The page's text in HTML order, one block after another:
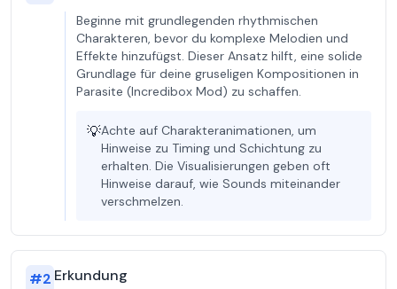
Beginne mit grundlegenden rhythmischen
Charakteren, bevor du komplexe Melodien und
Effekte hinzufügst. Dieser Ansatz hilft, eine solide
Grundlage für deine gruseligen Kompositionen in
Parasite (Incredibox Mod) zu schaffen.
💡Achte auf Charakteranimationen, um
Hinweise zu Timing und Schichtung zu
erhalten. Die Visualisierungen geben oft
Hinweise darauf, wie Sounds miteinander
verschmelzen.
#2 Erkundung